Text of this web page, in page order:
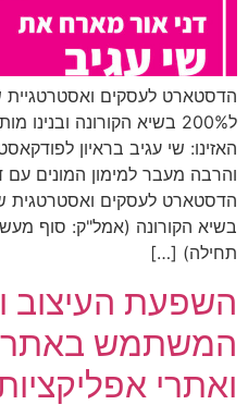
הדסטארט לעסקים ואסטרטגיית
והרבה מעבר למימון המונים עם
בשיא הקורונה (אמל"ק: סוף
תחילה) […]
השפעת העיצוב
המשתמש באתרי
ואתרי